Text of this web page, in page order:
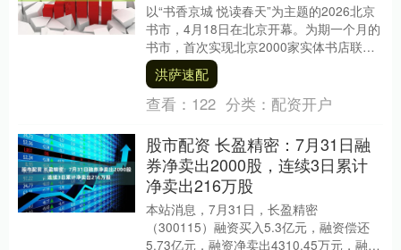
以“书香京城 悦读春天”为主题的2026北京
书市，4月18日在北京开幕。为期一个月的
书市，首次实现北京2000家实体书店联动
参与，并创新打造“4大集中展场+4类....
洪萨速配
查看： 122 分类： 配资开户
股市配资 长盈精密：7月31日融
券净卖出2000股，连续3日累计
净卖出216万股
本站消息，7月31日，长盈精密
（300115）融资买入5.3亿元，融资偿还
5.73亿元，融资净卖出4310.45万元，融资